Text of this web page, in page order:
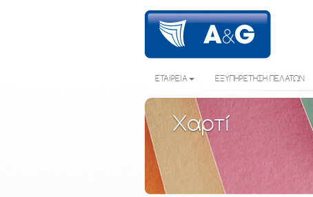
ΕΤΑΙΡΕΙΑ ΕΞΥΠΗΡΕΤΗΣΗ ΠΕΛΑΤΩΝ
Χαρτί